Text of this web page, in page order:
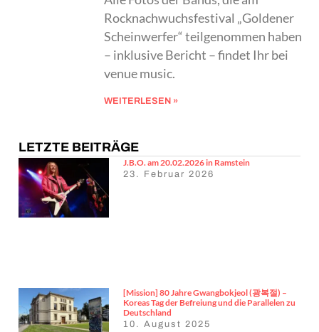
Rocknachwuchsfestival „Goldener
Scheinwerfer“ teilgenommen haben
– inklusive Bericht – findet Ihr bei
venue music.
WEITERLESEN »
LETZTE BEITRÄGE
J.B.O. am 20.02.2026 in Ramstein
23. Februar 2026
[Mission] 80 Jahre Gwangbokjeol (광복절) –
Koreas Tag der Befreiung und die Parallelen zu
Deutschland
10. August 2025